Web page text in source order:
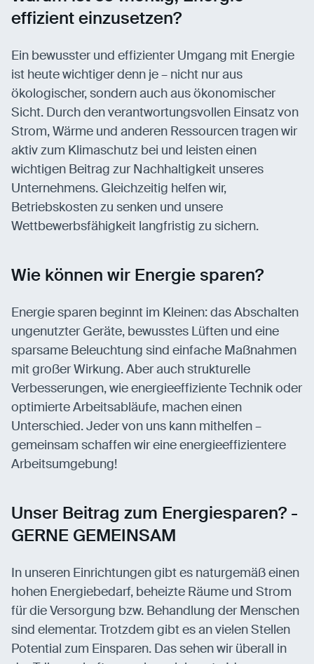
effizient einzusetzen?
Ein bewusster und effizienter Umgang mit Energie
ist heute wichtiger denn je – nicht nur aus
ökologischer, sondern auch aus ökonomischer
Sicht. Durch den verantwortungsvollen Einsatz von
Strom, Wärme und anderen Ressourcen tragen wir
aktiv zum Klimaschutz bei und leisten einen
wichtigen Beitrag zur Nachhaltigkeit unseres
Unternehmens. Gleichzeitig helfen wir,
Betriebskosten zu senken und unsere
Wettbewerbsfähigkeit langfristig zu sichern.
Wie können wir Energie sparen?
Energie sparen beginnt im Kleinen: das Abschalten
ungenutzter Geräte, bewusstes Lüften und eine
sparsame Beleuchtung sind einfache Maßnahmen
mit großer Wirkung. Aber auch strukturelle
Verbesserungen, wie energieeffiziente Technik oder
optimierte Arbeitsabläufe, machen einen
Unterschied. Jeder von uns kann mithelfen –
gemeinsam schaffen wir eine energieeffizientere
Arbeitsumgebung!
Unser Beitrag zum Energiesparen? -
GERNE GEMEINSAM
In unseren Einrichtungen gibt es naturgemäß einen
hohen Energiebedarf, beheizte Räume und Strom
für die Versorgung bzw. Behandlung der Menschen
sind elementar. Trotzdem gibt es an vielen Stellen
Potential zum Einsparen. Das sehen wir überall in